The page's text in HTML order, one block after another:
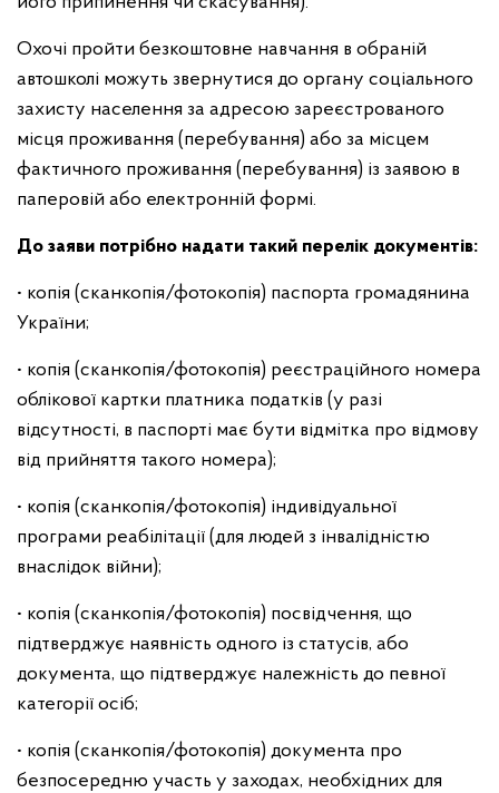
Охочі пройти безкоштовне навчання в обраній
автошколі можуть звернутися до органу соціального
захисту населення за адресою зареєстрованого
місця проживання (перебування) або за місцем
фактичного проживання (перебування) із заявою в
паперовій або електронній формі.
До заяви потрібно надати такий перелік документів:
• копія (сканкопія/фотокопія) паспорта громадянина
України;
• копія (сканкопія/фотокопія) реєстраційного номера
облікової картки платника податків (у разі
відсутності, в паспорті має бути відмітка про відмову
від прийняття такого номера);
• копія (сканкопія/фотокопія) індивідуальної
програми реабілітації (для людей з інвалідністю
внаслідок війни);
• копія (сканкопія/фотокопія) посвідчення, що
підтверджує наявність одного із статусів, або
документа, що підтверджує належність до певної
категорії осіб;
• копія (сканкопія/фотокопія) документа про
безпосередню участь у заходах, необхідних для